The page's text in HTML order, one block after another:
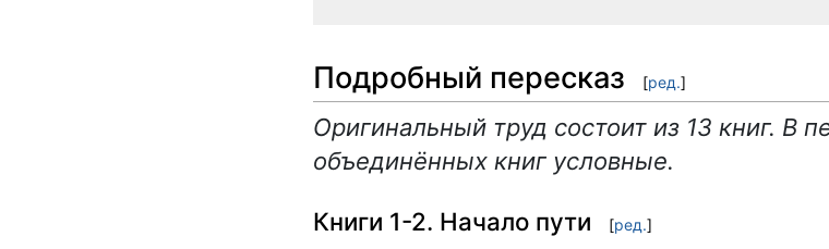
Подробный пересказ [ред.]
Оригинальный труд состоит из 13 книг. В
объединённых книг условные.
Книги 1-2. Начало пути [ред.]